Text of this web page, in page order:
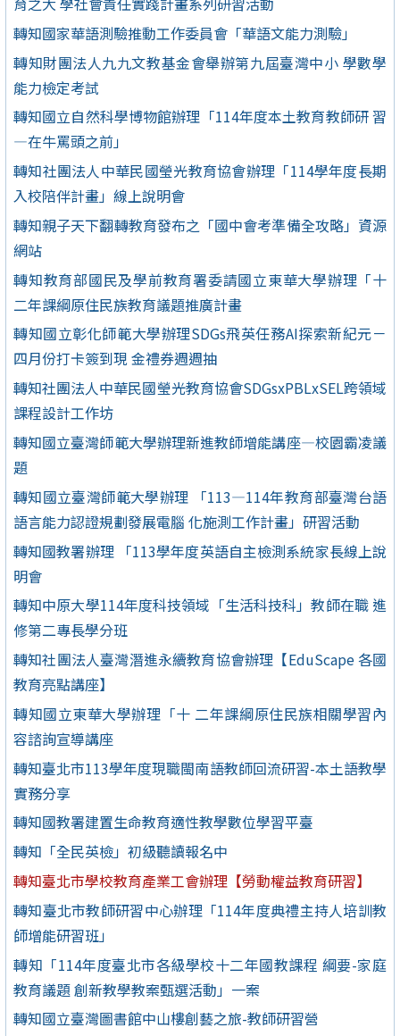
轉知國家華語測驗推動工作委員會「華語文能力測驗」
轉知財團法人九九文教基金會舉辦第九屆臺灣中小 學數學
能力檢定考試
轉知國立自然科學博物館辦理「114年度本土教育教師研 習
—在牛罵頭之前」
轉知社團法人中華民國瑩光教育協會辦理「114學年度長期
入校陪伴計畫」線上說明會
轉知親子天下翻轉教育發布之「國中會考準備全攻略」資源
網站
轉知教育部國民及學前教育署委請國立東華大學辦理「十
二年課綱原住民族教育議題推廣計畫
轉知國立彰化師範大學辦理SDGs飛英任務AI探索新紀元－
四月份打卡簽到現 金禮券週週抽
轉知社團法人中華民國瑩光教育協會SDGsxPBLxSEL跨領域
課程設計工作坊
轉知國立臺灣師範大學辦理新進教師增能講座—校園霸凌議
題
轉知國立臺灣師範大學辦理 「113—114年教育部臺灣台語
語言能力認證規劃發展電腦 化施測工作計畫」研習活動
轉知國教署辦理 「113學年度英語自主檢測系統家長線上說
明會
轉知中原大學114年度科技領域「生活科技科」教師在職 進
修第二專長學分班
轉知社團法人臺灣潛進永續教育協會辦理【EduScape 各國
教育亮點講座】
轉知國立東華大學辦理「十 二年課綱原住民族相關學習內
容諮詢宣導講座
轉知臺北市113學年度現職閩南語教師回流研習-本土語教學
實務分享
轉知國教署建置生命教育適性教學數位學習平臺
轉知「全民英檢」初級聽讀報名中
轉知臺北市學校教育產業工會辦理【勞動權益教育研習】
轉知臺北市教師研習中心辦理「114年度典禮主持人培訓教
師增能研習班」
轉知「114年度臺北市各級學校十二年國教課程 綱要-家庭
教育議題 創新教學教案甄選活動」一案
轉知國立臺灣圖書館中山樓創藝之旅-教師研習營